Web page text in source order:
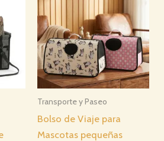
Transporte y Paseo
Bolso de Viaje para
Mascotas pequeñas